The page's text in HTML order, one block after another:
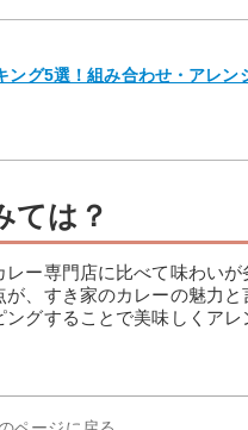
グ5選！組み合わせ・アレン
ては？
ー専門店に比べて味わい
、すき家のカレーの魅力
グすることで美味しくア